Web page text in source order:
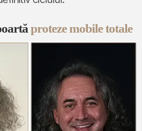
proteze mobile totale